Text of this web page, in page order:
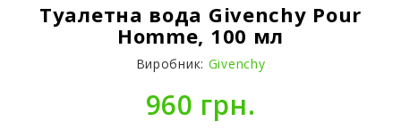
Туалетна вода Givenchy Pour
Homme, 100 мл
Виробник: Givenchy
960 грн.